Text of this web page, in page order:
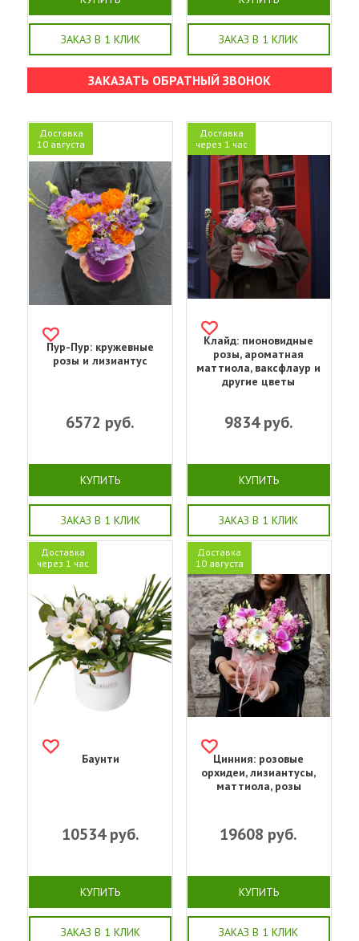
ЗАКАЗ В 1 КЛИК ЗАКАЗ В 1 КЛИК
ЗАКАЗАТЬ ОБРАТНЫЙ ЗВОНОК
Доставка
10 августа
Пур-Пур: кружевные
розы и лизиантус
6572 руб.
КУПИТЬ
ЗАКАЗ В 1 КЛИК
Доставка
через 1 час
Клайд: пионовидные
розы, ароматная
маттиола, ваксфлаур и
другие цветы
9834руб.
КУПИТЬ
ЗАКАЗ В 1 КЛИК
Доставка
через 1 час
Баунти
10534руб.
КУПИТЬ
ЗАКАЗ В 1 КЛИК
Доставка
10 августа
Цинния: розовые
орхидеи, лизиантусы,
маттиола, розы
19608 руб.
КУПИТЬ
ЗАКАЗ В 1 КЛИК